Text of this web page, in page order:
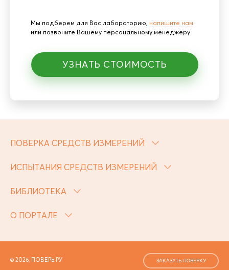
Мы подберем для Вас лабораторию, напишите нам
или позвоните Вашему персональному менеджеру
УЗНАТЬ СТОИМОСТЬ
ПОВЕРКА СРЕДСТВ ИЗМЕРЕНИЙ
ИСПЫТАНИЯ СРЕДСТВ ИЗМЕРЕНИЙ
БИБЛИОТЕКА
О ПОРТАЛЕ
© 2026, ПОВЕРЬ.РУ ЗАКАЗАТЬ ПОВЕРКУ